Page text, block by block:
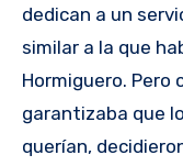
dedican a un
similar a la que
Hormiguero. Pero
garantizaba que
querían,